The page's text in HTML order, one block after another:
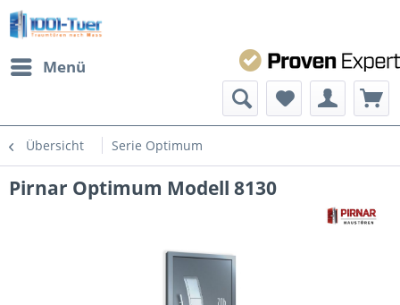
Menü
Übersicht Serie Optimum
Pirnar Optimum Modell 8130